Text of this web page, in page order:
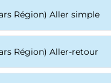
Région) Aller simple
Région) Aller-retour